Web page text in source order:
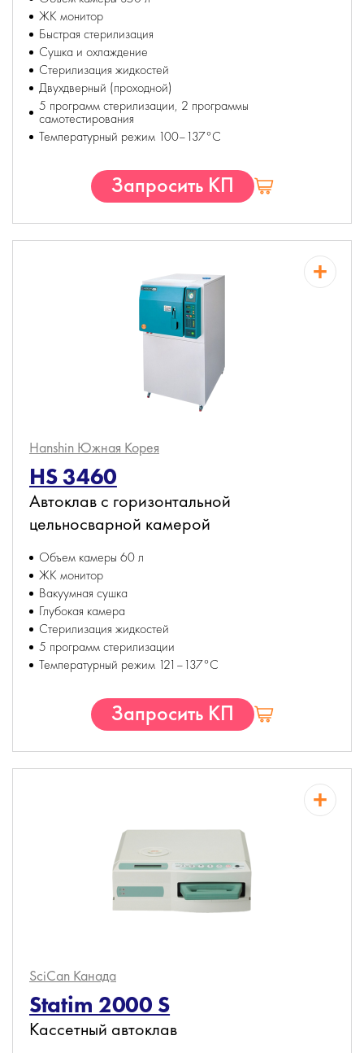
ЖК монитор
Быстрая стерилизация
Сушка и охлаждение
Стерилизация жидкостей
Двухдверный (проходной)
5 программ стерилизации, 2 программы
самотестирования
Температурный режим 100–137°С
Запросить КП
Hanshin Южная Корея
HS 3460
Автоклав с горизонтальной
цельносварной камерой
Объем камеры 60 л
ЖК монитор
Вакуумная сушка
Глубокая камера
Стерилизация жидкостей
5 программ стерилизации
Температурный режим 121–137°С
Запросить КП
SciCan Канада
Statim 2000 S
Кассетный автоклав